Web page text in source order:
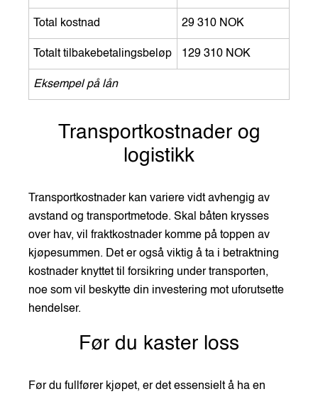
Total kostnad 29 310 NOK
Totalt tilbakebetalingsbeløp 129 310 NOK
Eksempel på lån
Transportkostnader og
logistikk
Transportkostnader kan variere vidt avhengig av
avstand og transportmetode. Skal båten krysses
over hav, vil fraktkostnader komme på toppen av
kjøpesummen. Det er også viktig å ta i betraktning
kostnader knyttet til forsikring under transporten,
noe som vil beskytte din investering mot uforutsette
hendelser.
Før du kaster loss
Før du fullfører kjøpet, er det essensielt å ha en